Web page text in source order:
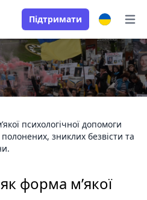
Підтримати
психологічної допомоги
зниклих безвісти та
форма м’якої